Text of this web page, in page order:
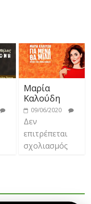
Μαρία
Καλούδη
09/06/2020
Δεν
επιτρέπεται
σχολιασμός